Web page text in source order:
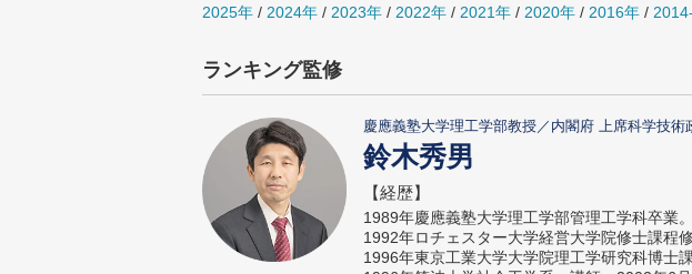
2025年 / 2024年 / 2023年 / 2022年 / 2021年 / 2020年 / 2016年 /
ランキング監修
慶應義塾大学理工学部教授／内閣府 上席科学技術
鈴木秀男
【経歴】
1989年慶應義塾大学理工学部管理工学科卒業。
1992年ロチェスター大学経営大学院修士課程修
1996年東京工業大学大学院理工学研究科博士